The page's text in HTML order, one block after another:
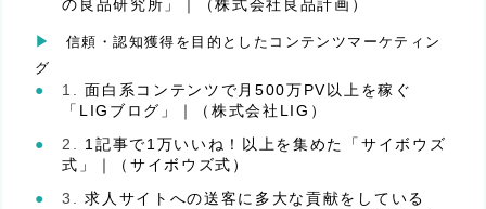
の良品研究所」｜（株式会社良品計画）
信頼・認知獲得を目的としたコンテンツマーケティン
グ
面白系コンテンツで月500万PV以上を稼ぐ
「LIGブログ」｜（株式会社LIG）
1記事で1万いいね！以上を集めた「サイボウズ
式」｜（サイボウズ式）
求人サイトへの送客に多大な貢献をしている